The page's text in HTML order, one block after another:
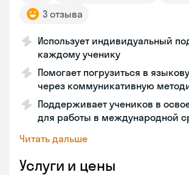
3 отзыва
Использует индивидуальный
каждому ученику
Помогает погрузиться в
через коммуникативную
Поддерживает учеников в
для работы в международной
Читать дальше
Услуги и цены